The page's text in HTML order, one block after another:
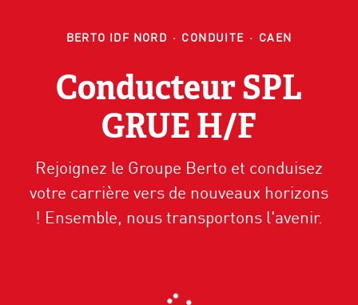
BERTO IDF NORD · CONDUITE · CAEN
Conducteur SPL
GRUE H/F
Rejoignez le Groupe Berto et conduisez
votre carrière vers de nouveaux horizons
! Ensemble, nous transportons l'avenir.